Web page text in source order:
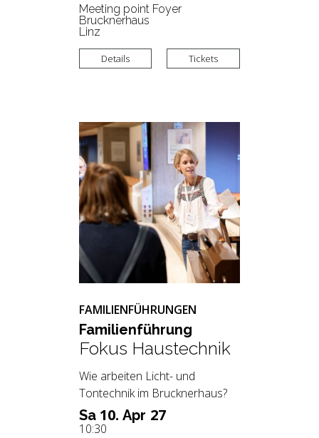
Meeting point Foyer
Brucknerhaus
Linz
Details Tickets
Sa 10. Apr 27
10:30
FAMILIENFÜHRUNGEN
Fa­mi­li­en­füh­rung
Fokus Haustechnik
Wie arbeiten Licht- und
Tontechnik im Brucknerhaus?